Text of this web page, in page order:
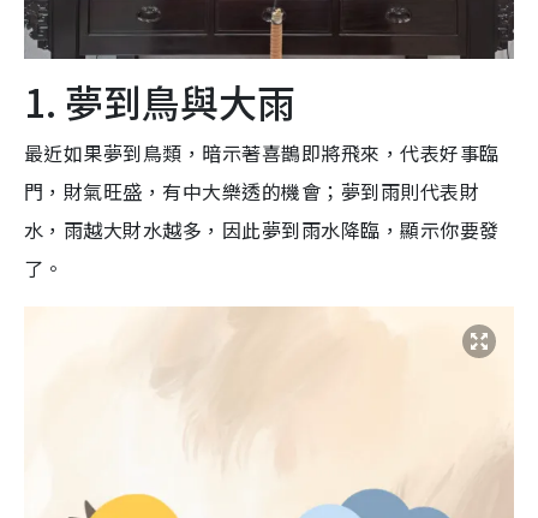
1. 夢到鳥與大雨
最近如果夢到鳥類，暗示著喜鵲即將飛來，代表好事臨
門，財氣旺盛，有中大樂透的機會；夢到雨則代表財
水，雨越大財水越多，因此夢到雨水降臨，顯示你要發
了。